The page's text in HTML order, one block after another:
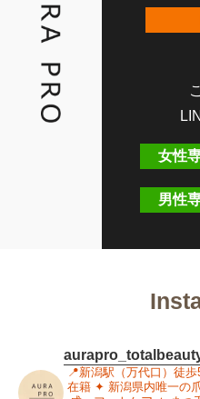
女性
男性
📍新潟駅（万代口）徒歩
在籍 ✦ 新潟県内唯一の